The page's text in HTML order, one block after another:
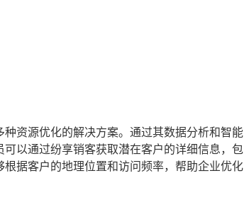
资源优化的解决方案。通过其数据分析和智能
以通过纷享销客获取潜在客户的详细信息，包
据客户的地理位置和访问频率，帮助企业优化